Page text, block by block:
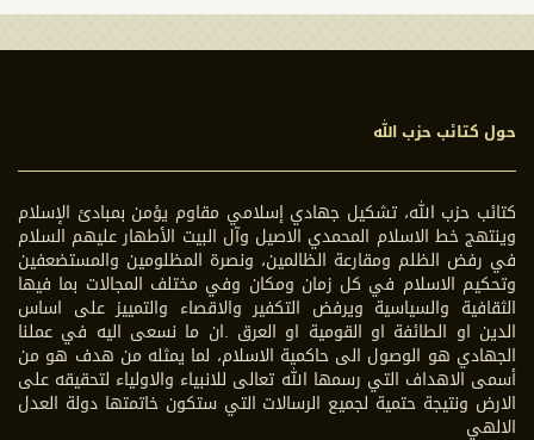
حول كتائب حزب الله
كتائب حزب الله، تشكيل جهادي إسلامي مقاوم يؤمن بمبادئ الإسلام
وينتهج خط الاسلام المحمدي الاصيل وآل البيت الأطهار عليهم السلام
في رفض الظلم ومقارعة الظالمين، ونصرة المظلومين والمستضعفين
وتحكيم الاسلام في كل زمان ومكان وفي مختلف المجالات بما فيها
الثقافية والسياسية ويرفض التكفير والاقصاء والتمييز على اساس
الدين او الطائفة او القومية او العرق .ان ما نسعى اليه في عملنا
الجهادي هو الوصول الى حاكمية الاسلام، لما يمثله من هدف هو من
أسمى الاهداف التي رسمها الله تعالى للانبياء والاولياء لتحقيقه على
الارض ونتيجة حتمية لجميع الرسالات التي ستكون خاتمتها دولة العدل
الالهي